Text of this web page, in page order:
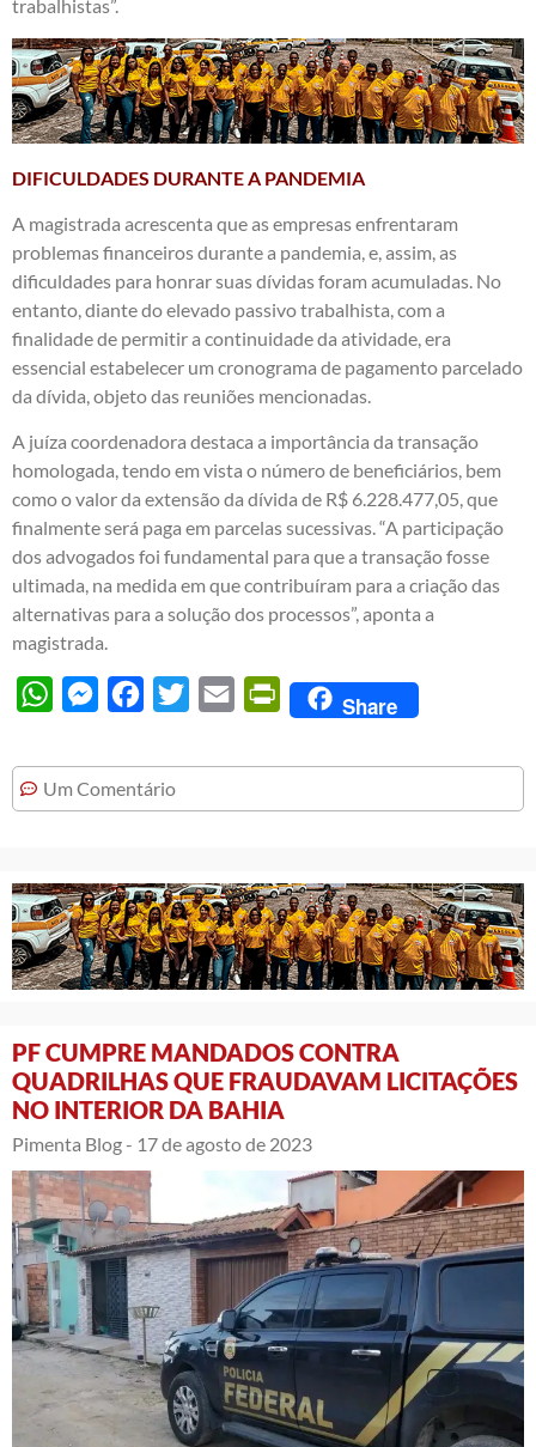
trabalhistas”.
DIFICULDADES DURANTE A PANDEMIA
A magistrada acrescenta que as empresas enfrentaram
problemas financeiros durante a pandemia, e, assim, as
dificuldades para honrar suas dívidas foram acumuladas. No
entanto, diante do elevado passivo trabalhista, com a
finalidade de permitir a continuidade da atividade, era
essencial estabelecer um cronograma de pagamento parcelado
da dívida, objeto das reuniões mencionadas.
A juíza coordenadora destaca a importância da transação
homologada, tendo em vista o número de beneficiários, bem
como o valor da extensão da dívida de R$ 6.228.477,05, que
finalmente será paga em parcelas sucessivas. “A participação
dos advogados foi fundamental para que a transação fosse
ultimada, na medida em que contribuíram para a criação das
alternativas para a solução dos processos”, aponta a
magistrada.
WhatsAppMessengerFacebook
Twitter Email PrintFriendly
Share
Um Comentário
PF CUMPRE MANDADOS CONTRA
QUADRILHAS QUE FRAUDAVAM LICITAÇÕES
NO INTERIOR DA BAHIA
Pimenta Blog - 17 de agosto de 2023